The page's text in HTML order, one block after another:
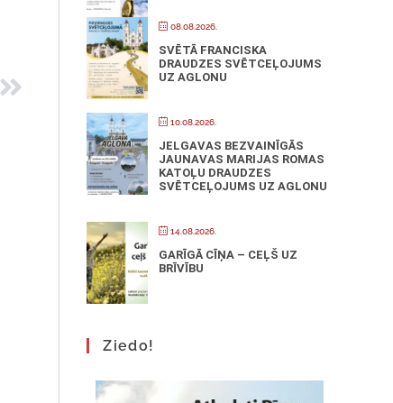
08.08.2026.
SVĒTĀ FRANCISKA
DRAUDZES SVĒTCEĻOJUMS
UZ AGLONU
10.08.2026.
JELGAVAS BEZVAINĪGĀS
JAUNAVAS MARIJAS ROMAS
KATOĻU DRAUDZES
SVĒTCEĻOJUMS UZ AGLONU
14.08.2026.
GARĪGĀ CĪŅA – CEĻŠ UZ
BRĪVĪBU
Ziedo!